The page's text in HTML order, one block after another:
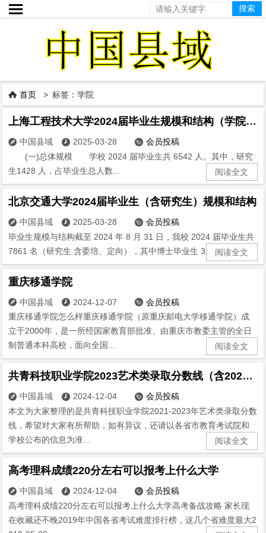

 首页 > 标签：学院
上海工程技术大学2024届毕业生规模和结构（学院、性别）
 中国县域  2025-03-28  会员投稿
(一)总体规模 学校 2024 届毕业生共 6542 人。其中，研究
生1428 人，占毕业生总人数...
阅读全文
北京交通大学2024届毕业生（含研究生）规模和结构
 中国县域  2025-03-28  会员投稿
毕业生规模与结构截至 2024 年 8 月 31 日，我校 2024 届毕业生共
7861 名（研究生 含委培、定向），其中博士毕业生 320 ...阅读全文
重庆移通学院
 中国县域  2024-12-07  会员投稿
重庆移通学院怎么样重庆移通学院（原重庆邮电大学移通学院）成
立于2000年，是一所经国家教育部批准、由重庆市教委主管的全日
制普通本科高校，面向全国...
阅读全文
共青科技职业学院2023艺术类录取分数线（含2021-2022历年）
 中国县域  2024-12-04  会员投稿
本文为大家整理的是共青科技职业学院2021-2023年艺术类录取分数
线，希望对大家有所帮助，如有异议，还请以各省市教育考试院和
学校公布的信息为准...
阅读全文
高考理科成绩220分左右可以报考上什么大学
 中国县域  2024-12-04  会员投稿
高考理科成绩220分左右可以报考上什么大学高考备战攻略 家长现
在收藏还不晚2019年中国各省考试难度排行榜，这几个省难度最大2